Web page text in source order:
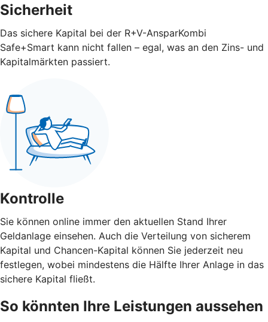
Sicherheit
Das sichere Kapital bei der R+V-AnsparKombi
Safe+Smart kann nicht fallen – egal, was an den Zins- und
Kapitalmärkten passiert.
Kontrolle
Sie können online immer den aktuellen Stand Ihrer
Geldanlage einsehen. Auch die Verteilung von sicherem
Kapital und Chancen-Kapital können Sie jederzeit neu
festlegen, wobei mindestens die Hälfte Ihrer Anlage in das
sichere Kapital fließt.
So könnten Ihre Leistungen aussehen